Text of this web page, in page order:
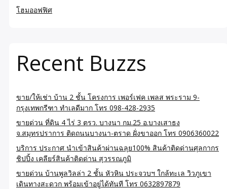
โฮมออฟฟิศ
Recent Buzzs
ขาย/ให้เช่า บ้าน 2 ชั้น โครงการ เพอร์เฟค เพลส พระราม 9-
กรุงเทพกรีฑา ทำเลดีมาก โทร 098-428-2935
ขายด่วน ที่ดิน 4 ไร่ 3 ตรว. บางนา กม.25 อ.บางเสาธง
จ.สมุทรปราการ ติดถนนบางนา-ตราด ฝั่งขาออก โทร 0906360022
บริการ ประกาศ นำเข้าสินค้าผ่านฉลุย100% สินค้าติดด่านศุลกากร
ชิปปิ้ง เคลียร์สินค้าติดด่าน สุวรรณภูมิ
ขายด่วน บ้านพูลวิลล่า 2 ชั้น หัวหิน ประจวบฯ ใกล้ทะเล วิวภูเขา
เดินทางสะดวก พร้อมเข้าอยู่ได้ทันที โทร 0632897879